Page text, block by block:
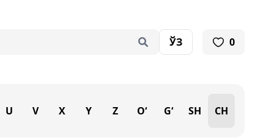
ЎЗ 0
U V X Y Z O‘ G‘ SH CH